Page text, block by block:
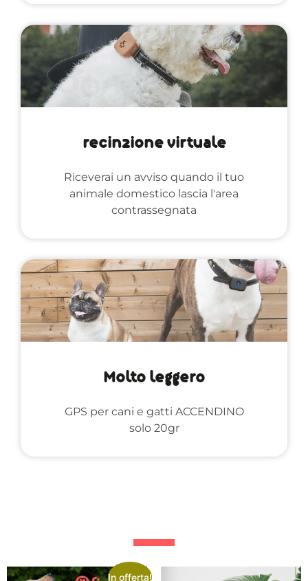
recinzione virtuale
Riceverai un avviso quando il tuo
animale domestico lascia l'area
contrassegnata
Molto leggero
GPS per cani e gatti ACCENDINO
solo 20gr
In offerta!